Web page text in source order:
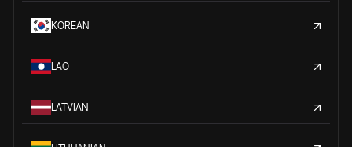
KOREAN
LAO
LATVIAN